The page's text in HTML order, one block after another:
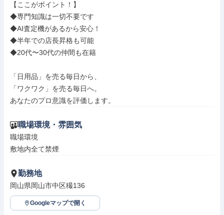
【ここがポイント！】
◆専門知識は一切不要です
◆AI査定機があるから安心！
◆半年での店長昇格も可能
◆20代〜30代の仲間も在籍
「日用品」を売る毎日から、
「ワクワク」を売る毎日へ。
あなたのプロ意識を評価します。
職場環境・雰囲気
職場環境
敷地内全て禁煙
勤務地
岡山県岡山市中区穝136
Googleマップで開く